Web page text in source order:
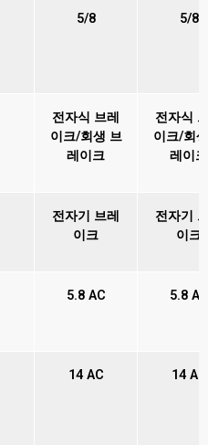
5/8 5/8
전자식 브레
이크/회생 브
레이크
전자식
이크/회
레이크
전자기 브레
이크
전자기
이크
5.8 AC 5.8 AC
14 AC 14 AC